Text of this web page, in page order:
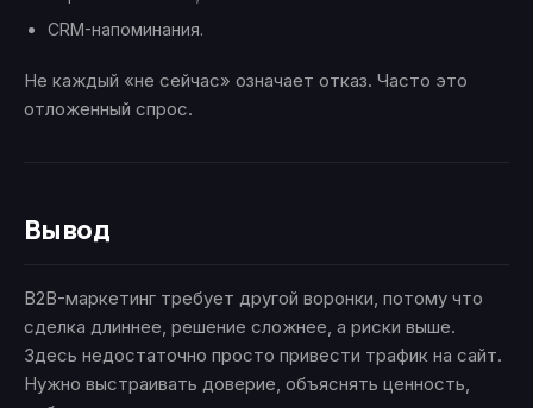
CRM-напоминания.
Не каждый «не сейчас» означает отказ. Часто это
отложенный спрос.
Вывод
B2B-маркетинг требует другой воронки, потому что
сделка длиннее, решение сложнее, а риски выше.
Здесь недостаточно просто привести трафик на сайт.
Нужно выстраивать доверие, объяснять ценность,